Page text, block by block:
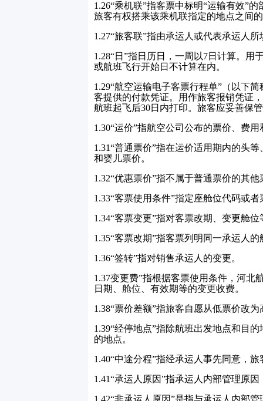
1.26“乘机联”指客票中标明“运输有效”
旅客有权搭乘该乘机联指定的地点之间
1.27“旅客联”指由承运人或代表承运人
1.28“日”指日历日，一周以7日计算。用
或航班飞行开始日不计算在内。
1.29“航空运输电子客票行程单”（以下
客提供的付款凭证。用作旅客报销凭证
航班起飞后30日内打印。旅客应妥善保
1.30“运价”指航空公司公布的票价、费
1.31“普通票价”指在运价适用期内的头
和婴儿票价。
1.32“优惠票价”指不属于普通票价的其他
1.33“客票使用条件”指定座舱位代码或
1.34“客票变更”指对客票改期、变更舱
1.35“客票改期”指客票列明同一承运人
1.36“签转”指对销售承运人的变更。
1.37变更费”指根据客票使用条件，河北
日期、舱位、有效期等的变更收费。
1.38“票价差额”指旅客自愿从低票价改
1.39“经停地点”指除航班出发地点和目
的地点。
1.40“中途分程”指经承运人事先同意，
1.41“承运人原因”指承运人内部管理原
1.42“非承运人原因”是指与承运人内部